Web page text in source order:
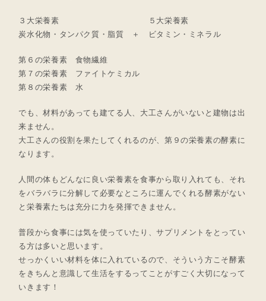
３大栄養素 ５大栄養素
炭水化物・タンパク質・脂質 ＋ ビタミン・ミネラル
第６の栄養素 食物繊維
第７の栄養素 ファイトケミカル
第８の栄養素 水
でも、材料があっても建てる人、大工さんがいないと建物は出
来ません。
大工さんの役割を果たしてくれるのが、第９の栄養素の酵素に
なります。
人間の体もどんなに良い栄養素を食事から取り入れても、それ
をバラバラに分解して必要なところに運んでくれる酵素がない
と栄養素たちは充分に力を発揮できません。
普段から食事には気を使っていたり、サプリメントをとってい
る方は多いと思います。
せっかくいい材料を体に入れているので、そういう方こそ酵素
をきちんと意識して生活をするってことがすごく大切になって
いきます！